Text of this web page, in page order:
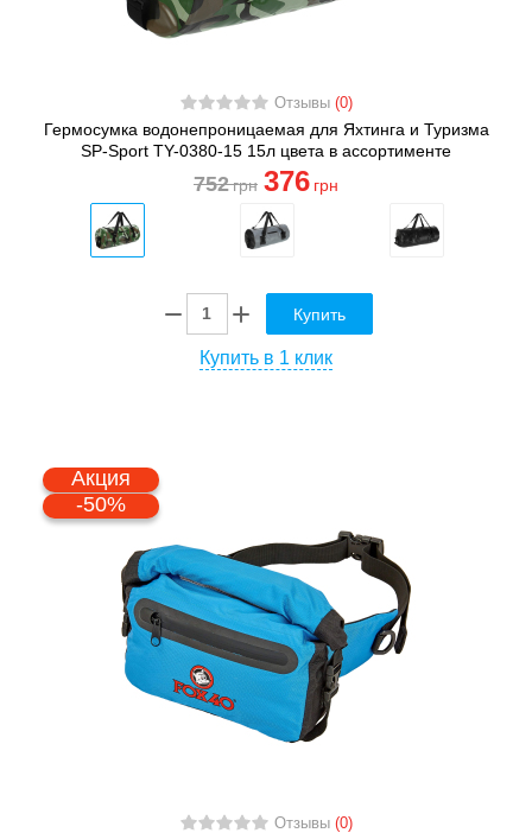
Отзывы (0)
Гермосумка водонепроницаемая для Яхтинга и Туризма
SP-Sport TY-0380-15 15л цвета в ассортименте
752грн 376 грн
Купить
Купить в 1 клик
Акция
-50%
Отзывы (0)